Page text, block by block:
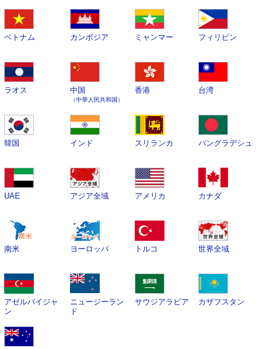
ベトナム カンボジア ミャンマー フィリピン
ラオス 中国
（中華人民共和国）
香港 台湾
韓国 インド スリランカ バングラデシュ
UAE アジア全域 アメリカ カナダ
南米 ヨーロッパ トルコ 世界全域
アゼルバイジャ
ン
ニュージーラン
ド
サウジアラビア カザフスタン